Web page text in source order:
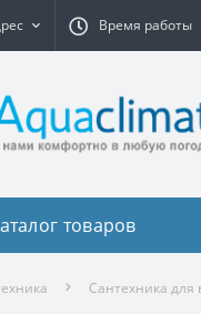
Время работы
товаров
Сантехника для